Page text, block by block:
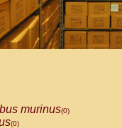
murinus(0)
(0)